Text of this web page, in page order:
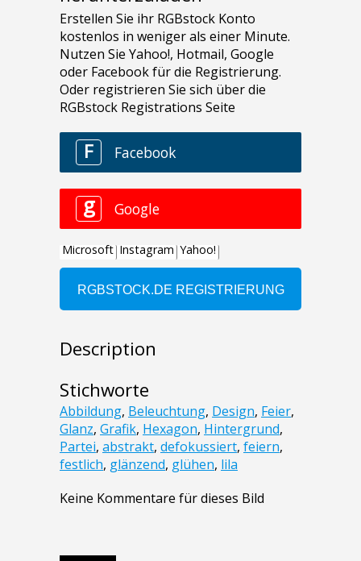
Description
Stichworte
Abbildung, Beleuchtung, Design, Feier,
Glanz, Grafik, Hexagon, Hintergrund,
Partei, abstrakt, defokussiert, feiern,
festlich, glänzend, glühen, lila
Keine Kommentare für dieses Bild